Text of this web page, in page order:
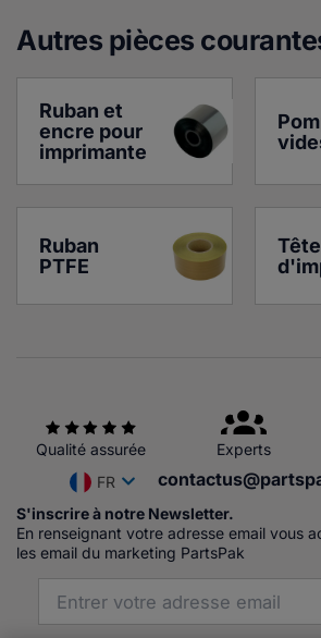
Autres pièces courante
Ruban et
encre pour
imprimante
Ruban
PTFE
Qualité assurée Experts
FR
S'inscrire à notre Newsletter.
En renseignant votre adresse email vous
les email du marketing PartsPak